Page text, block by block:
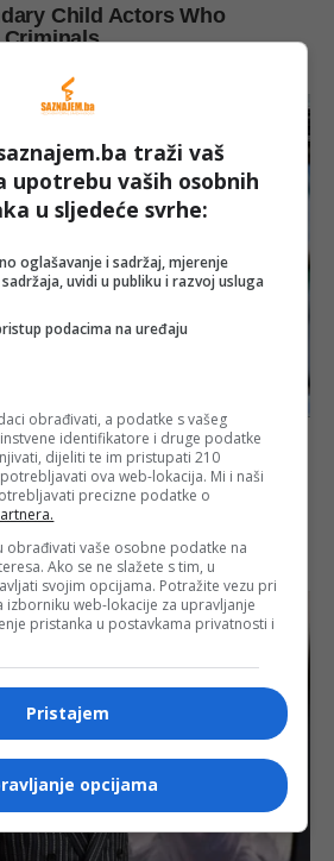
traži vaš
upotrebu vaših osobnih
u sljedeće svrhe:
oglašavanje i sadržaj, mjerenje
uvidi u publiku i razvoj usluga
podacima na uređaju
obrađivati, a podatke s vašeg
identifikatore i druge podatke
dijeliti te im pristupati 210
ova web-lokacija. Mi i naši
precizne podatke o
obrađivati vaše osobne podatke na
Ako se ne slažete s tim, u
svojim opcijama. Potražite vezu pri
izborniku web-lokacije za upravljanje
pristanka u postavkama privatnosti i
Pristajem
opcijama